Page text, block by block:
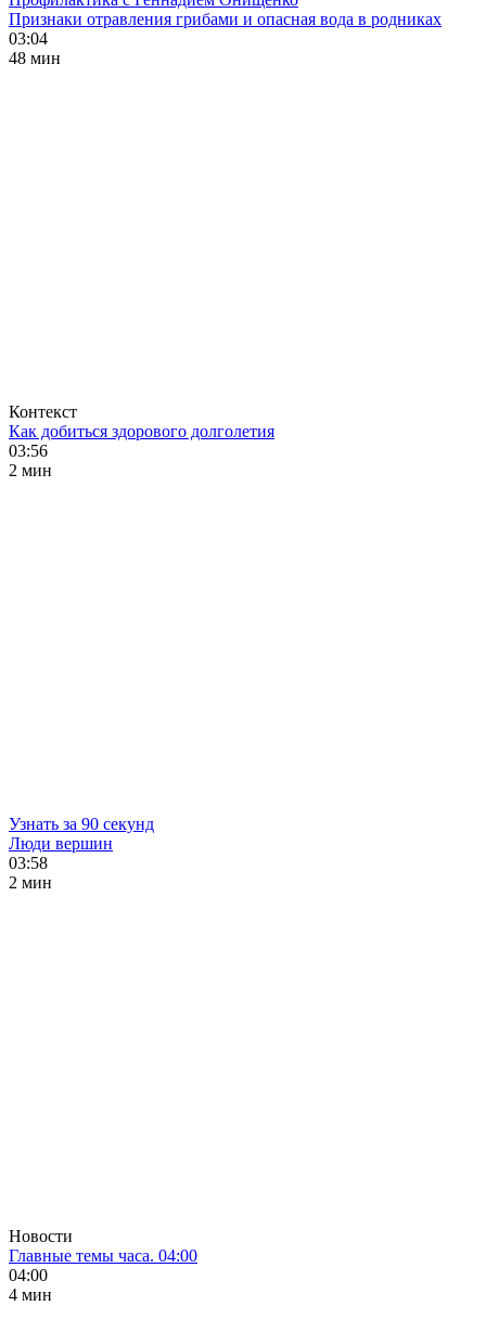
Признаки отравления грибами и опасная вода в родниках
03:04
48 мин
Контекст
Как добиться здорового долголетия
03:56
2 мин
Узнать за 90 секунд
Люди вершин
03:58
2 мин
Новости
Главные темы часа. 04:00
04:00
4 мин